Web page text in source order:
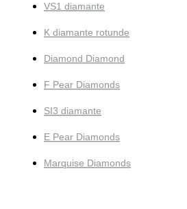
VS1 diamante
K diamante rotunde
Diamond Diamond
F Pear Diamonds
SI3 diamante
E Pear Diamonds
Marquise Diamonds